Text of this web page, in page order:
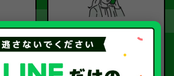
ォー
査定
査定のプロが
お電話で回答いたしま